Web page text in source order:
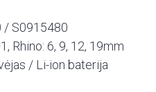
/ S0915480
Rhino: 6, 9, 12, 19mm
/ Li-ion baterija